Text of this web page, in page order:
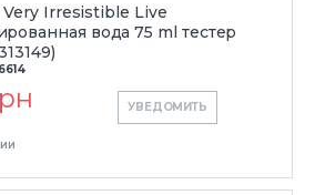
Irresistible Live
вода 75 ml тестер
УВЕДОМИТЬ